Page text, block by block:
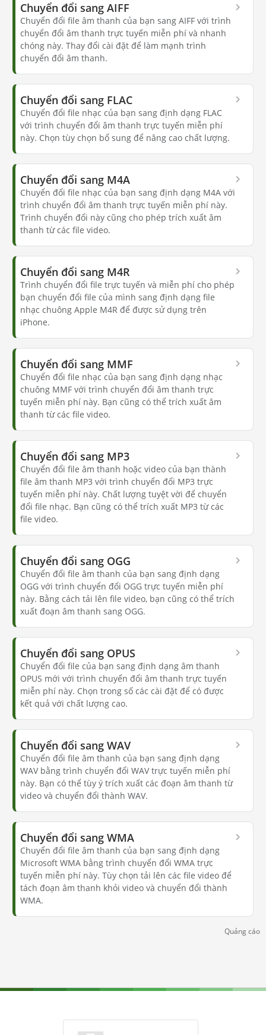
Chuyển đổi sang AIFF
Chuyển đổi file âm thanh của bạn sang AIFF với trình
chuyển đổi âm thanh trực tuyến miễn phí và nhanh
chóng này. Thay đổi cài đặt để làm mạnh trình
chuyển đổi âm thanh.
Chuyển đổi sang FLAC
Chuyển đổi file nhạc của bạn sang định dạng FLAC
với trình chuyển đổi âm thanh trực tuyến miễn phí
này. Chọn tùy chọn bổ sung để nâng cao chất lượng.
Chuyển đổi sang M4A
Chuyển đổi file nhạc của bạn sang định dạng M4A với
trình chuyển đổi âm thanh trực tuyến miễn phí này.
Trình chuyển đổi này cũng cho phép trích xuất âm
thanh từ các file video.
Chuyển đổi sang M4R
Trình chuyển đổi file trực tuyến và miễn phí cho phép
bạn chuyển đổi file của mình sang định dạng file
nhạc chuông Apple M4R để được sử dụng trên
iPhone.
Chuyển đổi sang MMF
Chuyển đổi file nhạc của bạn sang định dạng nhạc
chuông MMF với trình chuyển đổi âm thanh trực
tuyến miễn phí này. Bạn cũng có thể trích xuất âm
thanh từ các file video.
Chuyển đổi sang MP3
Chuyển đổi file âm thanh hoặc video của bạn thành
file âm thanh MP3 với trình chuyển đổi MP3 trực
tuyến miễn phí này. Chất lượng tuyệt vời để chuyển
đổi file nhạc. Bạn cũng có thể trích xuất MP3 từ các
file video.
Chuyển đổi sang OGG
Chuyển đổi file âm thanh của bạn sang định dạng
OGG với trình chuyển đổi OGG trực tuyến miễn phí
này. Bằng cách tải lên file video, bạn cũng có thể trích
xuất đoạn âm thanh sang OGG.
Chuyển đổi sang OPUS
Chuyển đổi file của bạn sang định dạng âm thanh
OPUS mới với trình chuyển đổi âm thanh trực tuyến
miễn phí này. Chọn trong số các cài đặt để có được
kết quả với chất lượng cao.
Chuyển đổi sang WAV
Chuyển đổi file âm thanh của bạn sang định dạng
WAV bằng trình chuyển đổi WAV trực tuyến miễn phí
này. Bạn có thể tùy ý trích xuất các đoạn âm thanh từ
video và chuyển đổi thành WAV.
Chuyển đổi sang WMA
Chuyển đổi file âm thanh của bạn sang định dạng
Microsoft WMA bằng trình chuyển đổi WMA trực
tuyến miễn phí này. Tùy chọn tải lên các file video để
tách đoạn âm thanh khỏi video và chuyển đổi thành
WMA.
Quảng cáo